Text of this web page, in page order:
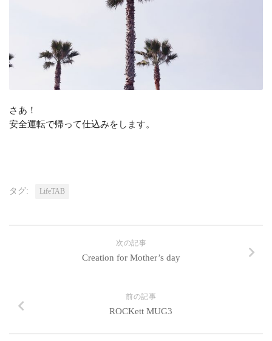
さあ！
安全運転で帰って仕込みをします。
タグ: LifeTAB
次の記事
Creation for Mother’s day
前の記事
ROCKett MUG3